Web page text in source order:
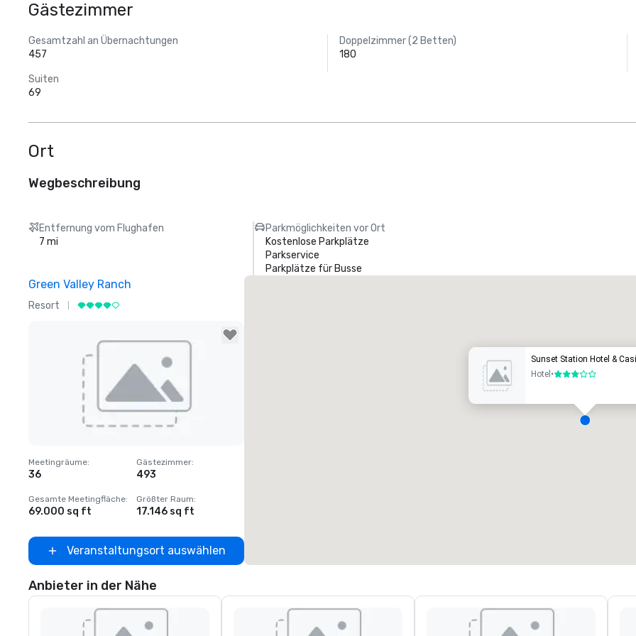
Gästezimmer
Gesamtzahl an Übernachtungen
457
Doppelzimmer (2 Betten)
180
Suiten
69
Ort
Wegbeschreibung
Entfernung vom Flughafen
7 mi
Parkmöglichkeiten vor Ort
Kostenlose Parkplätze
Parkservice
Parkplätze für Busse
Green Valley Ranch
Resort
Removed from favorites
Meetingräume:
36
Gästezimmer:
493
Gesamte Meetingfläche:
69.000 sq ft
Größter Raum:
17.146 sq ft
Veranstaltungsort auswählen
Sunset Station Hotel &
Hotel •3 von 5
Anbieter in der Nähe